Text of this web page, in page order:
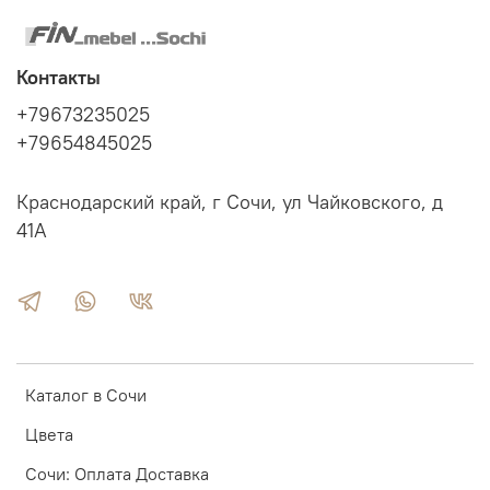
Каталог в Сочи
Цвета
Сочи: Оплата Доставка
Контакты
+79673235025
+79654845025
Краснодарский край, г Сочи, ул Чайковского, д
41А